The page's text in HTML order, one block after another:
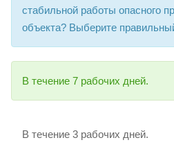
стабильной работы опасного
объекта? Выберите
В течение 7 рабочих дней.
В течение 3 рабочих дней.